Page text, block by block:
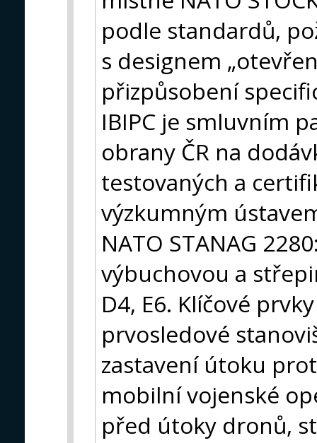
podle standardů,
s designem
přizpůsobení
IBIPC je smluvním
obrany ČR na
testovaných a
výzkumným
NATO STANAG
výbuchovou a
D4, E6. Klíčové
prvosledové
zastavení útoku
mobilní vojenské
před útoky dronů,